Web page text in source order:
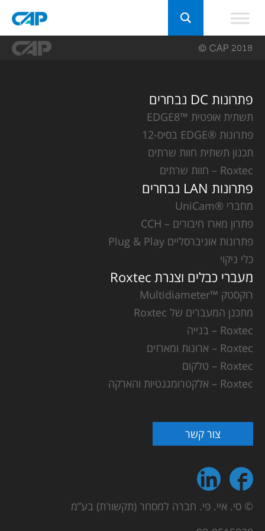
פתרונות DC נבחרים
תשתית אופטית ™EDGE8
פתרונות ®EDGE בסיס-12
תכנון תשתית חוות שרתים
Roxtec – חוות שרתים
פתרונות LAN נבחרים
מחברי ®UniCam
פתרון מארז חיבורים – CCH
פתרונות אוניברסליים Plug & Play
כלי ניקוי
מעברי כבלים וצנרת Roxtec
רוקסטק ™Multidiameter
מתכנן המעברים של Roxtec
Roxtec – בנייה
Roxtec – ארונות ומארזים
Roxtec – טלקום
Roxtec – אלקטרומגנטיות והארקה
צור קשר
© סי. איי. פי. חברה למסחר (תקשורת) בע”מ